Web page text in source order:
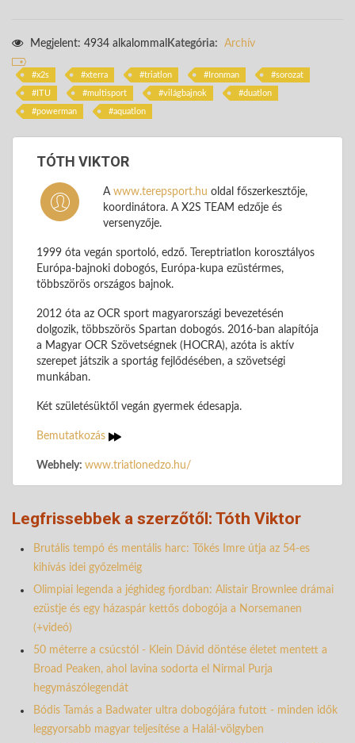
Megjelent: 4934 alkalommal Kategória: Archív
x2s xterra triatlon Ironman sorozat
ITU multisport világbajnok duatlon
powerman aquatlon
TÓTH VIKTOR
A www.terepsport.hu oldal főszerkesztője,
koordinátora. A X2S TEAM edzője és
versenyzője.
1999 óta vegán sportoló, edző. Tereptriatlon korosztályos
Európa-bajnoki dobogós, Európa-kupa ezüstérmes,
többszörös országos bajnok.
2012 óta az OCR sport magyarországi bevezetésén
dolgozik, többszörös Spartan dobogós. 2016-ban alapítója
a Magyar OCR Szövetségnek (HOCRA), azóta is aktív
szerepet játszik a sportág fejlődésében, a szövetségi
munkában.
Két születésüktől vegán gyermek édesapja.
Bemutatkozás
Webhely: www.triatlonedzo.hu/
Legfrissebbek a szerzőtől: Tóth Viktor
Brutális tempó és mentális harc: Tőkés Imre útja az 54-es
kihívás idei győzelméig
Olimpiai legenda a jéghideg fjordban: Alistair Brownlee drámai
ezüstje és egy házaspár kettős dobogója a Norsemanen
(+videó)
50 méterre a csúcstól - Klein Dávid döntése életet mentett a
Broad Peaken, ahol lavina sodorta el Nirmal Purja
hegymászólegendát
Bódis Tamás a Badwater ultra dobogójára futott - minden idők
leggyorsabb magyar teljesítése a Halál-völgyben